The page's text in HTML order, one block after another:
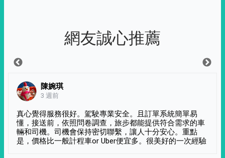
網友誠心推薦
陳婉琪
3 週前
真心覺得服務很好。駕駛專業安全。且訂單系統簡單易
懂，接送前，依照問卷調查，旅步都能提供符合需求的車
輛和司機。司機會保持密切聯繫，讓人十分安心。重點
是，價格比一般計程車or Uber便宜多。很美好的一次經驗